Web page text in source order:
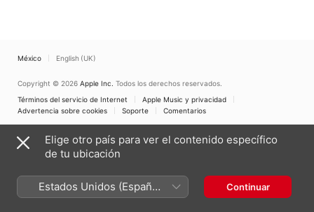
México English (UK)
Copyright © 2026 Apple Inc. Todos los derechos reservados.
Términos del servicio de Internet
Apple Music y privacidad
Advertencia sobre cookies
Soporte Comentarios
Elige otro país para ver el contenido específico
de tu ubicación
Estados Unidos (Español
México)
Continuar